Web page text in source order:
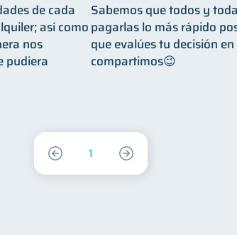
de cada
así como
nos
pudiera
Sabemos que todos y
pagarlas lo más rápido
que evalúes tu decisión
compartimos😉
1